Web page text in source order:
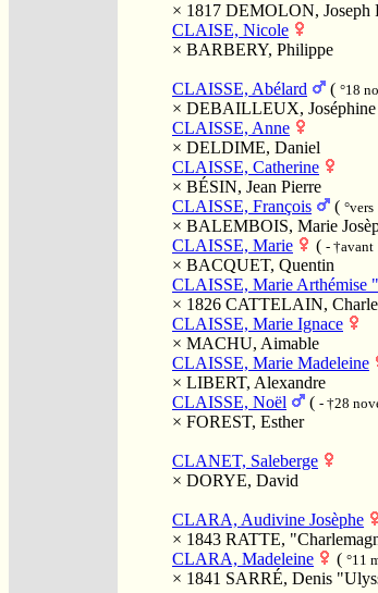
× 1817 DEMOLON, Joseph
CLAISE, Nicole
× BARBERY, Philippe
CLAISSE, Abélard ( °18
× DEBAILLEUX, Joséphine
CLAISSE, Anne
× DELDIME, Daniel
CLAISSE, Catherine
× BÉSIN, Jean Pierre
CLAISSE, François
(
× BALEMBOIS, Marie
CLAISSE, Marie
( - †avant
× BACQUET, Quentin
CLAISSE, Marie Arthémise
× 1826 CATTELAIN,
CLAISSE, Marie Ignace
× MACHU, Aimable
CLAISSE, Marie Madeleine
× LIBERT, Alexandre
CLAISSE, Noël
( - †28
× FOREST, Esther
CLANET, Saleberge
× DORYE, David
CLARA, Audivine Josèphe
× 1843 RATTE,
CLARA, Madeleine
( °11
× 1841 SARRÉ, Denis